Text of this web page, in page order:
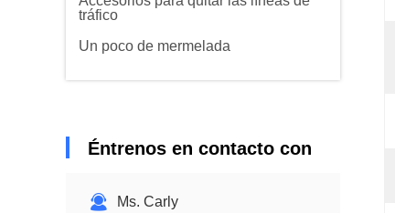
tráfico
Un poco de mermelada
Éntrenos en contacto con
Ms. Carly